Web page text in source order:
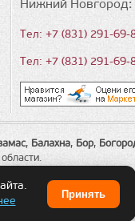
Нижний Новгород:
Тел: +7 (831) 291-69-
Тел: +7 (831) 291-69-
, Балахна, Бор,
Принять